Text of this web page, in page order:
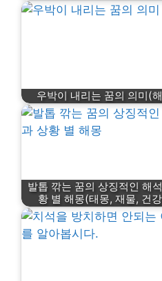
우박이 내리는 꿈의 의미(
발톱 깎는 꿈의 상징적인 해
황 별 해몽(태몽, 재물, 건